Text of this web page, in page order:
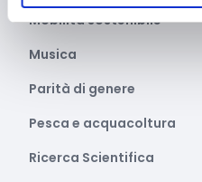
Mobilità sostenibile
Musica
Parità di genere
Pesca e acquacoltura
Ricerca Scientifica